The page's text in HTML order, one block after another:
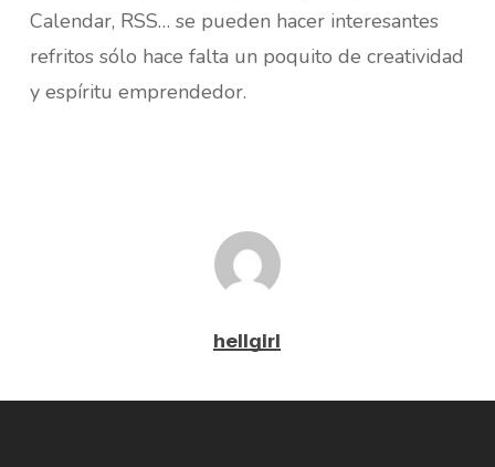
Calendar, RSS… se pueden hacer interesantes
refritos sólo hace falta un poquito de creatividad
y espíritu emprendedor.
hellgirl